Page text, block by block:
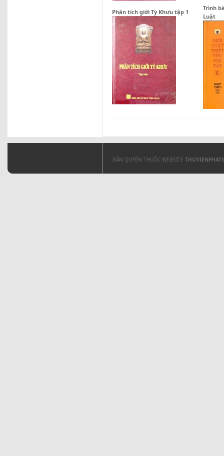
Phân tích giới Tỳ Khưu tập 1
Trình
Luật
BẢN QUYỀN THUỘC WEBSITE